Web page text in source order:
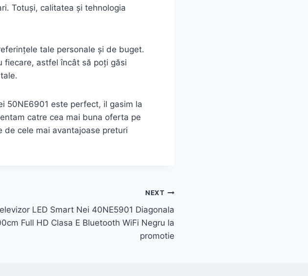
Totuși, calitatea și tehnologia
tale personale și de buget.
fiecare, astfel încât să poți găsi
50NE6901 este perfect, il gasim la
catre cea mai buna oferta pe
de cele mai avantajoase preturi
NEXT
LED Smart Nei 40NE5901 Diagonala
Full HD Clasa E Bluetooth WiFi Negru la
promotie